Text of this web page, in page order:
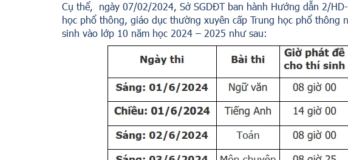
Cụ thể, ngày 07/02/2024, Sở SGDĐT ban hành Hướng dẫn 2/
học phổ thông, giáo dục thường xuyên cấp Trung học phổ thông
sinh vào lớp 10 năm học 2024 – 2025 như sau: